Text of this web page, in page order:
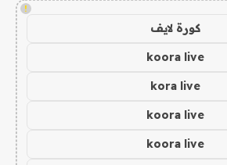
!
كورة لايف
koora live
kora live
koora live
koora live